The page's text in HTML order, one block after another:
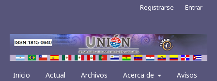
Inicio Actual Archivos Acerca de Avisos
Registrarse Entrar